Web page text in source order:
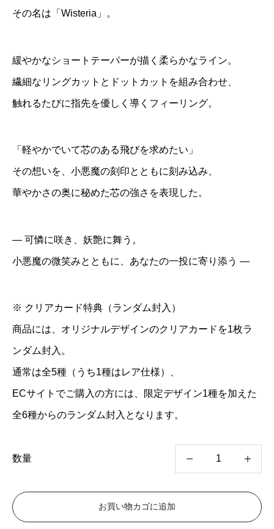
その名は「Wisteria」。
緩やかなショートテーパーが描く柔らかなライン。
繊細なリングカットとドットカットを組み合わせ、
触れるたびに指先を優しく導くフィーリング。
「軽やかでいて芯のある飛びを求めたい」
その想いを、小悪魔の刻印とともに刻み込み、
華やかさの奥に秘めた芯の強さを表現した。
― 可憐に咲き、妖艶に舞う。
小悪魔の微笑みとともに、あなたの一投に寄り添う ―
※ クリアカード特典（ランダム封入）
商品には、オリジナルデザインのクリアカードを1枚ラ
ンダム封入。
通常は全5種（うち1種はレア仕様）、
ECサイトでご購入の方には、限定デザイン1種を加えた
全6種からのランダム封入となります。
数量
お買い物カゴに追加